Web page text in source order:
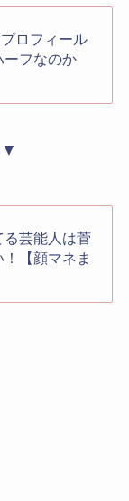
ロフィール
ーフなのか
▼
る芸能人は菅
【顔マネま